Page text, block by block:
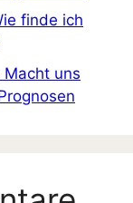
finde ich
Macht uns